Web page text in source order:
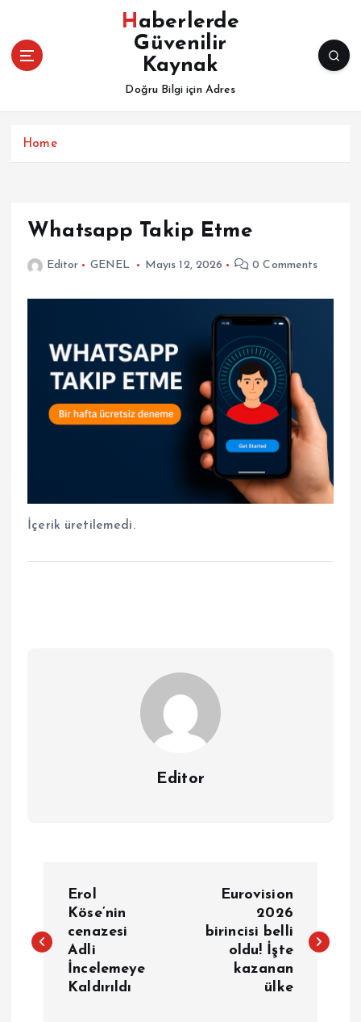
Haberlerde
Güvenilir
Kaynak
Doğru Bilgi için Adres
Home
Whatsapp Takip Etme
Editor GENEL Mayıs 12, 2026 0 Comments
İçerik üretilemedi.
Editor
z
Erol
Köse’nin
cenazesi
Adli
İncelemeye
Kaldırıldı
Eurovision
2026
birincisi belli
oldu! İşte
kazanan
ülke